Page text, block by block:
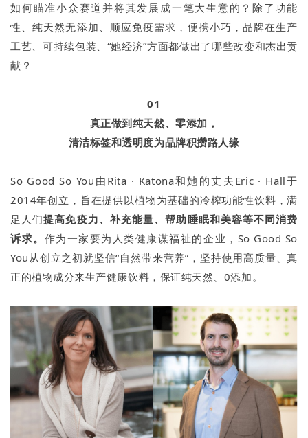
如何瞄准小众赛道并将其发展成一笔大生意的？除了功能
性、纯天然无添加、顺应免疫需求，便携小巧，品牌在生产
工艺、可持续包装、“她经济”方面都做出了哪些改变和杰出贡
献？
01
真正做到纯天然、零添加，
清洁标签和透明度为品牌积攒路人缘
So Good So You由Rita · Katona和她的丈夫Eric · Hall于
2014年创立，旨在提供以植物为基础的冷榨功能性饮料，满
足人们提高免疫力、补充能量、帮助睡眠和美容等不同消费
诉求。 作为一家要为人类健康谋福祉的企业，So Good So
You从创立之初就坚信“自然带来营养”，坚持使用高质量、真
正的植物成分来生产健康饮料，保证纯天然、0添加。